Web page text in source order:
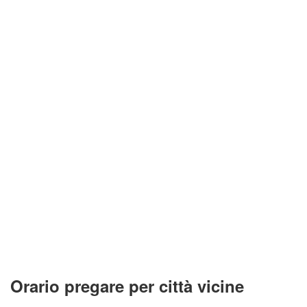
Orario pregare per città vicine